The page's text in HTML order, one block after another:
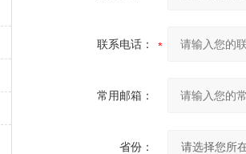
联系电话：
常用邮箱：
省份：